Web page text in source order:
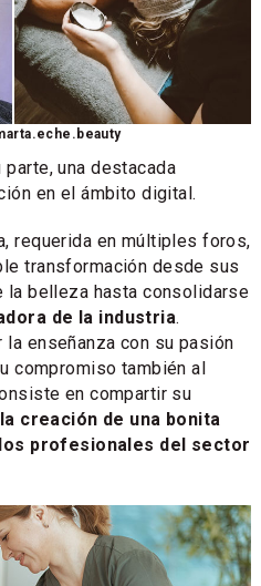
parte, una destacada
en el ámbito digital.
requerida en múltiples foros,
transformación desde sus
belleza hasta consolidarse
de la industria.
la enseñanza con su pasión
compromiso también al
en compartir su
la creación de una bonita
profesionales del sector